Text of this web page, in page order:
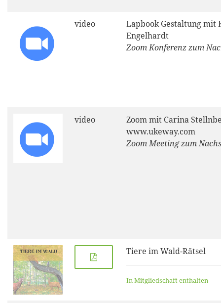
video
Lapbook Gestaltung mit
Engelhardt
Zoom Konferenz zum
video
Zoom mit Carina
www.ukeway.com
Zoom Meeting zum
Tiere im Wald-Rätsel
In Mitgliedschaft enthalten